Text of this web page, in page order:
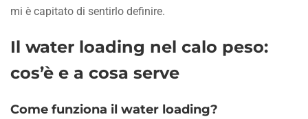
mi è capitato di sentirlo definire.
Il water loading nel calo peso:
cos’è e a cosa serve
Come funziona il water loading?